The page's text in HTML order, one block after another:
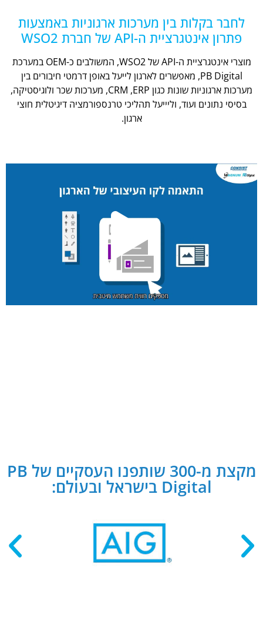
לחבר בקלות בין מערכות ארגוניות באמצעות
פתרון אינטגרציית ה-API של חברת WSO2
מוצרי אינטגרציית ה-API של WSO2, המשולבים כ-OEM במערכת
PB Digital, מאפשרים לארגון לייעל באופן דרמטי חיבורים בין
מערכות ארגוניות שונות כגון CRM ,ERP, מערכות שכר ולוגיסטיקה,
בסיסי נתונים ועוד, וליייעל תהליכי טרנספורמציה דיגיטלית חוצי
ארגון.
מקצת מ-300 שותפנו העסקיים של PB
Digital בישראל ובעולם: